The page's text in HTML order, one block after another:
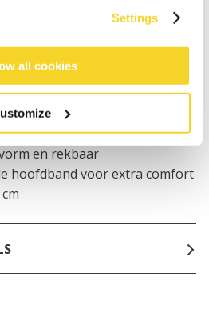
Settings
all cookies
en rekbaar
hoofdband voor extra comfort